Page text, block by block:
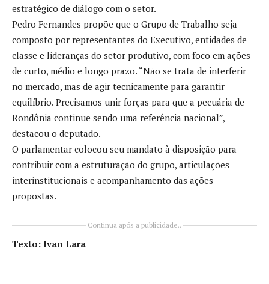
estratégico de diálogo com o setor.
Pedro Fernandes propõe que o Grupo de Trabalho seja
composto por representantes do Executivo, entidades de
classe e lideranças do setor produtivo, com foco em ações
de curto, médio e longo prazo. “Não se trata de interferir
no mercado, mas de agir tecnicamente para garantir
equilíbrio. Precisamos unir forças para que a pecuária de
Rondônia continue sendo uma referência nacional”,
destacou o deputado.
O parlamentar colocou seu mandato à disposição para
contribuir com a estruturação do grupo, articulações
interinstitucionais e acompanhamento das ações
propostas.
Continua após a publicidade..
Texto: Ivan Lara